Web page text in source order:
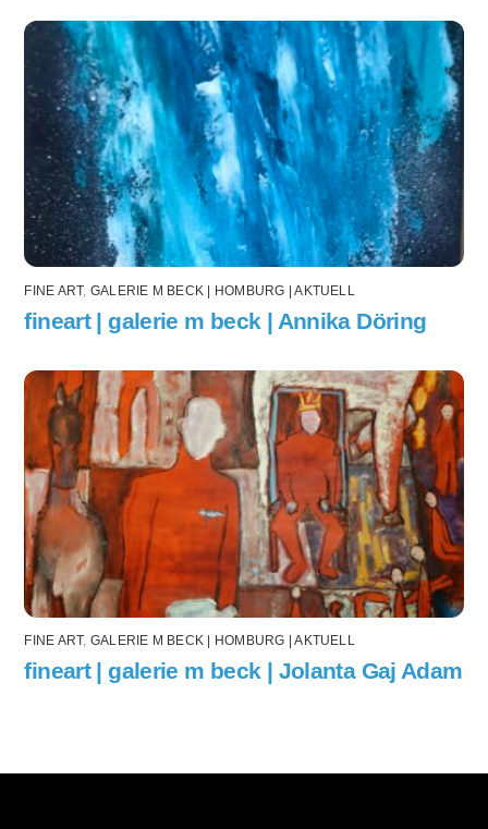
FINE ART, GALERIE M BECK | HOMBURG | AKTUELL
fineart | galerie m beck | Annika Döring
FINE ART, GALERIE M BECK | HOMBURG | AKTUELL
fineart | galerie m beck | Jolanta Gaj Adam